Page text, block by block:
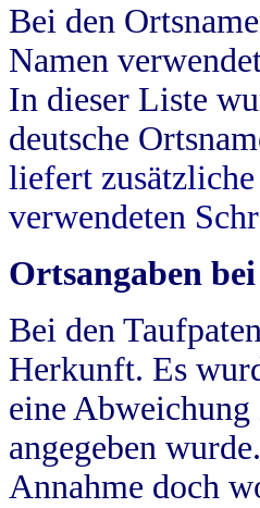
Bei den
Namen
In dieser Liste
deutsche
liefert
verwendeten
Ortsangaben
Bei den
Herkunft. Es
eine
angegeben
Annahme doch